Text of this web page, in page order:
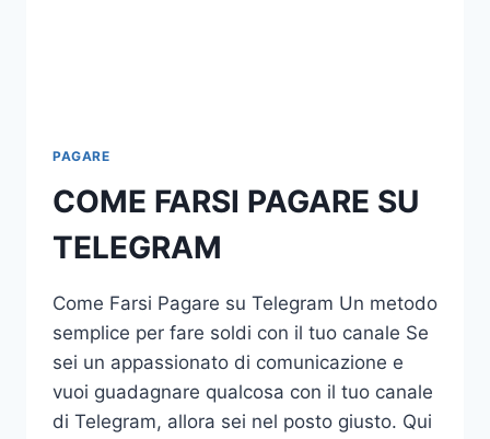
PAGARE
COME FARSI PAGARE SU
TELEGRAM
Come Farsi Pagare su Telegram Un metodo
semplice per fare soldi con il tuo canale Se
sei un appassionato di comunicazione e
vuoi guadagnare qualcosa con il tuo canale
di Telegram, allora sei nel posto giusto. Qui